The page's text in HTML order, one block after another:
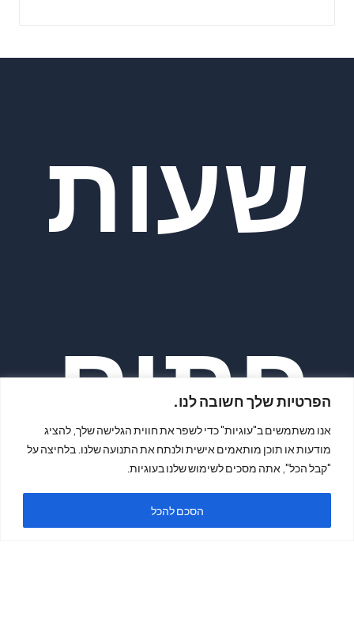
הפרטיות שלך חשובה לנו.
אנו משתמשים ב"עוגיות" כדי לשפר את חווית הגלישה שלך, להציג
מודעות או תוכן מותאמים אישית ולנתח את התנועה שלנו. בלחיצה על
"קבל הכל", אתה מסכים לשימוש שלנו בעוגיות.
הסכם להכל
שעות
פתיח
ה